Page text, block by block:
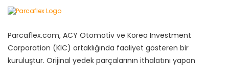
Parcaflex.com, ACY Otomotiv ve Korea Investment
Corporation (KIC) ortaklığında faaliyet gösteren bir
kuruluştur. Orijinal yedek parçalarının ithalatını yapan